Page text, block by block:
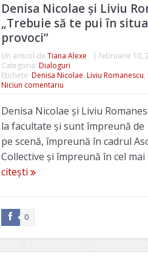
Denisa Nicolae și Liviu
„Trebuie să te pui în
provoci”
Un articol de Tiana Alexe | februarie 10,
Categoria: Dialoguri
Etichete: Denisa Nicolae, Liviu Romanescu,
Niciun comentariu
Denisa Nicolae și Liviu
la facultate și sunt împreună de
pe scenă, împreună în cadrul
Collective și împreună în cel mai
citești
0